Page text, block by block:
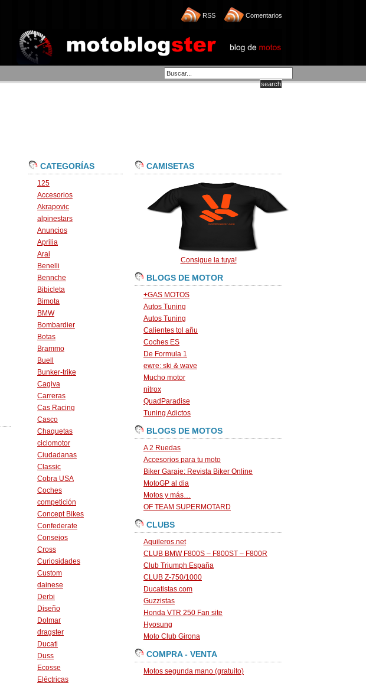
RSS Comentarios
CATEGORÍAS
125
Accesorios
Akrapovic
alpinestars
Anuncios
Aprilia
Arai
Benelli
Bennche
Bibicleta
Bimota
BMW
Bombardier
Botas
Brammo
Buell
Bunker-trike
Cagiva
Carreras
Cas Racing
Casco
Chaquetas
ciclomotor
Ciudadanas
Classic
Cobra USA
Coches
competición
Concept Bikes
Confederate
Consejos
Cross
Curiosidades
Custom
dainese
Derbi
Diseño
Dolmar
dragster
Ducati
Duss
Ecosse
Eléctricas
CAMISETAS
Consigue la tuya!
BLOGS DE MOTOR
+GAS MOTOS
Autos Tuning
Autos Tuning
Calientes tol añu
Coches ES
De Formula 1
ewre: ski & wave
Mucho motor
nitrox
QuadParadise
Tuning Adictos
BLOGS DE MOTOS
A 2 Ruedas
Accesorios para tu moto
Biker Garaje: Revista Biker Online
MotoGP al dia
Motos y más…
OF TEAM SUPERMOTARD
CLUBS
Aquileros.net
CLUB BMW F800S – F800ST – F800R
Club Triumph España
CLUB Z-750/1000
Ducatistas.com
Guzzistas
Honda VTR 250 Fan site
Hyosung
Moto Club Girona
COMPRA - VENTA
Motos segunda mano (gratuito)